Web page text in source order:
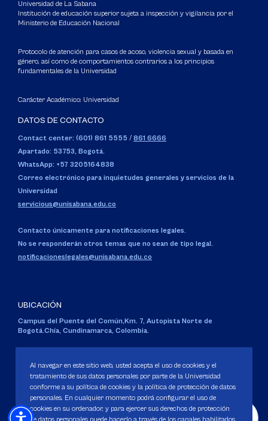
Universidad de La Sabana
Institución de educación superior sujeta a inspección y vigilancia por el
Ministerio de Educación Nacional
Protocolo de atención para casos de acoso, violencia sexual y basada en
género, así como de comportamientos contrarios a los principios
fundamentales de la Universidad
Carácter Académico: Universidad
DATOS DE CONTACTO
Contact center: (601) 861 5555 / 861 6666
Apartado: 53753, Bogotá.
WhatsApp: +57 3205164838
Correo electrónico para inquietudes generales y servicios de la
Universidad
servicious@unisabana.edu.co
Contacto únicamente para notificaciones legales.
No se responderán otros temas que no sean de tipo legal.
notificacioneslegales@unisabana.edu.co
UBICACIÓN
Campus del Puente del Común, Km. 7, Autopista Norte de
Bogotá.Chía, Cundinamarca, Colombia.
Personería Jurídica:Resolución 130 del 14 de enero de 1980.
Ministerio de Educación Nacional.
Al navegar en este sitio web, usted acepta el uso de cookies y el
tratamiento de sus datos personales por parte de la Universidad
conforme a su política de cookies y la política de protección de datos
personales. En cualquier momento podrá configurar el uso de
cookies en su ordenador, y para ejercer sus derechos de protección